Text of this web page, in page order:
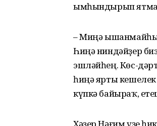
ымһындырып ятма
– Миңә
Һиңә ниндәйҙер
эшләйһең. Көс-
һиңә ярты кешелек
күпкә байыраҡ,